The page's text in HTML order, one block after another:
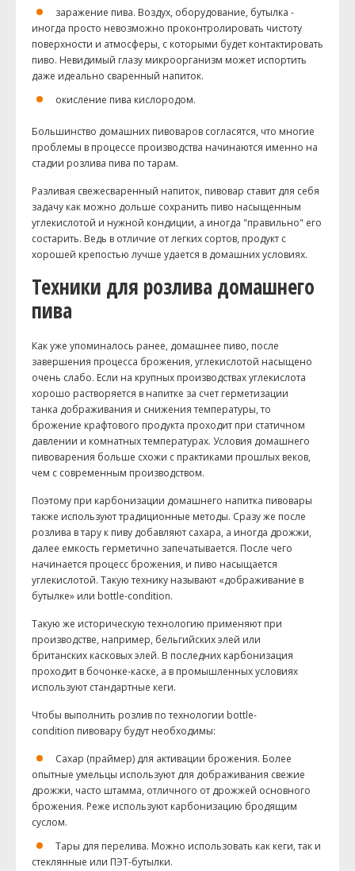
заражение пива. Воздух, оборудование, бутылка -
иногда просто невозможно проконтролировать чистоту
поверхности и атмосферы, с которыми будет контактировать
пиво. Невидимый глазу микроорганизм может испортить
даже идеально сваренный напиток.
окисление пива кислородом.
Большинство домашних пивоваров согласятся, что многие
проблемы в процессе производства начинаются именно на
стадии розлива пива по тарам.
Разливая свежесваренный напиток, пивовар ставит для себя
задачу как можно дольше сохранить пиво насыщенным
углекислотой и нужной кондиции, а иногда "правильно" его
состарить. Ведь в отличие от легких сортов, продукт с
хорошей крепостью лучше удается в домашних условиях.
Техники для розлива домашнего
пива
Как уже упоминалось ранее, домашнее пиво, после
завершения процесса брожения, углекислотой насыщено
очень слабо. Если на крупных производствах углекислота
хорошо растворяется в напитке за счет герметизации
танка дображивания и снижения температуры, то
брожение крафтового продукта проходит при статичном
давлении и комнатных температурах. Условия домашнего
пивоварения больше схожи с практиками прошлых веков,
чем с современным производством.
Поэтому при карбонизации домашнего напитка пивовары
также используют традиционные методы. Сразу же после
розлива в тару к пиву добавляют сахара, а иногда дрожжи,
далее емкость герметично запечатывается. После чего
начинается процесс брожения, и пиво насыщается
углекислотой. Такую технику называют «дображивание в
бутылке» или bottle-condition.
Такую же историческую технологию применяют при
производстве, например, бельгийских элей или
британских касковых элей. В последних карбонизация
проходит в бочонке-каске, а в промышленных условиях
используют стандартные кеги.
Чтобы выполнить розлив по технологии bottle-
condition пивовару будут необходимы:
Сахар (праймер) для активации брожения. Более
опытные умельцы используют для дображивания свежие
дрожжи, часто штамма, отличного от дрожжей основного
брожения. Реже используют карбонизацию бродящим
суслом.
Тары для перелива. Можно использовать как кеги, так и
стеклянные или ПЭТ-бутылки.